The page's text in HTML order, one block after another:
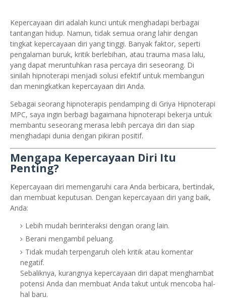
Kepercayaan diri adalah kunci untuk menghadapi berbagai
tantangan hidup. Namun, tidak semua orang lahir dengan
tingkat kepercayaan diri yang tinggi. Banyak faktor, seperti
pengalaman buruk, kritik berlebihan, atau trauma masa lalu,
yang dapat meruntuhkan rasa percaya diri seseorang. Di
sinilah hipnoterapi menjadi solusi efektif untuk membangun
dan meningkatkan kepercayaan diri Anda.
Sebagai seorang hipnoterapis pendamping di Griya Hipnoterapi
MPC, saya ingin berbagi bagaimana hipnoterapi bekerja untuk
membantu seseorang merasa lebih percaya diri dan siap
menghadapi dunia dengan pikiran positif.
Mengapa Kepercayaan Diri Itu
Penting?
Kepercayaan diri memengaruhi cara Anda berbicara, bertindak,
dan membuat keputusan. Dengan kepercayaan diri yang baik,
Anda:
Lebih mudah berinteraksi dengan orang lain.
Berani mengambil peluang.
Tidak mudah terpengaruh oleh kritik atau komentar
negatif.
Sebaliknya, kurangnya kepercayaan diri dapat menghambat
potensi Anda dan membuat Anda takut untuk mencoba hal-
hal baru.